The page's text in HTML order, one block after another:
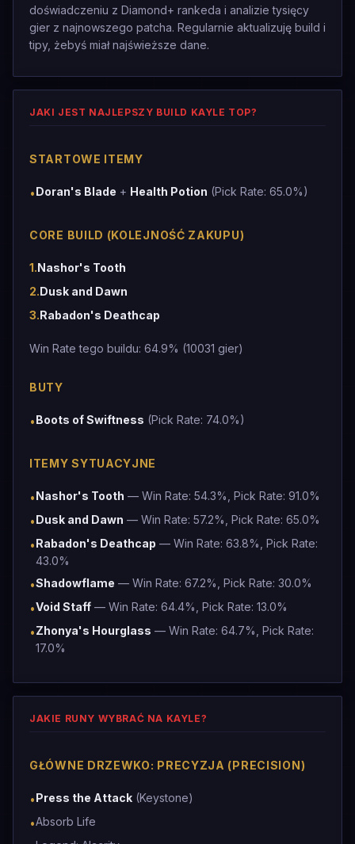
doświadczeniu z Diamond+ rankeda i analizie tysięcy
gier z najnowszego patcha. Regularnie aktualizuję build i
tipy, żebyś miał najświeższe dane.
JAKI JEST NAJLEPSZY BUILD KAYLE TOP?
STARTOWE ITEMY
•Doran's Blade + Health Potion (Pick Rate: 65.0%)
CORE BUILD (KOLEJNOŚĆ ZAKUPU)
1.Nashor's Tooth
2.Dusk and Dawn
3.Rabadon's Deathcap
Win Rate tego buildu: 64.9% (10031 gier)
BUTY
•Boots of Swiftness (Pick Rate: 74.0%)
ITEMY SYTUACYJNE
•Nashor's Tooth — Win Rate: 54.3%, Pick Rate: 91.0%
•Dusk and Dawn — Win Rate: 57.2%, Pick Rate: 65.0%
•Rabadon's Deathcap — Win Rate: 63.8%, Pick Rate:
43.0%
•Shadowflame — Win Rate: 67.2%, Pick Rate: 30.0%
•Void Staff — Win Rate: 64.4%, Pick Rate: 13.0%
•Zhonya's Hourglass — Win Rate: 64.7%, Pick Rate:
17.0%
JAKIE RUNY WYBRAĆ NA KAYLE?
GŁÓWNE DRZEWKO: PRECYZJA (PRECISION)
•Press the Attack (Keystone)
•Absorb Life